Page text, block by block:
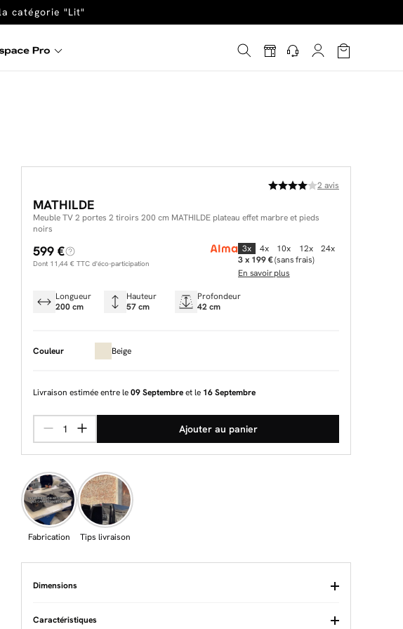
de canapé
2 avis
MATHILDE
Meuble TV 2 portes 2 tiroirs 200 cm MATHILDE plateau effet marbre et pieds
noirs
599 €
Dont 11,44 € TTC d'éco-participation
3x 4x 10x 12x
24x
3 x 199 €(sans frais)
En savoir plus
Longueur
200 cm
Hauteur
57 cm
Profondeur
42 cm
Couleur Beige
Livraison estimée entre le09 Septembreet le 16 Septembre
Ajouter au panier
Fabrication Tips livraison
Dimensions
Caractéristiques